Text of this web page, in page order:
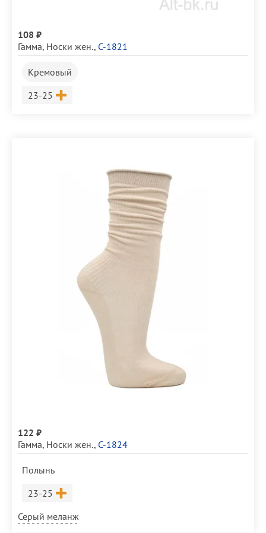
108 ₽
Гамма, Носки жен., С-1821
Кремовый
Размер
23-25
122 ₽
Гамма, Носки жен., С-1824
Полынь
Размер
23-25
Серый меланж